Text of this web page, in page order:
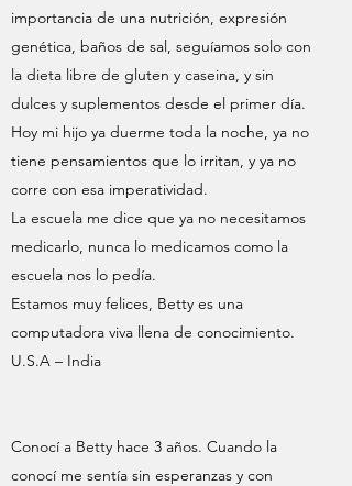
importancia de una nutrición, expresión
genética, baños de sal, seguíamos solo con
la dieta libre de gluten y caseina, y sin
dulces y suplementos desde el primer día.
Hoy mi hijo ya duerme toda la noche, ya no
tiene pensamientos que lo irritan, y ya no
corre con esa imperatividad.
La escuela me dice que ya no necesitamos
medicarlo, nunca lo medicamos como la
escuela nos lo pedía.
Estamos muy felices, Betty es una
computadora viva llena de conocimiento.
U.S.A – India
Conocí a Betty hace 3 años. Cuando la
conocí me sentía sin esperanzas y con